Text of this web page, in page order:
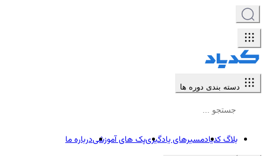
دسته بندی دوره ها
بلاگ کدیادمسیرهای یادگیریپک های آموزشیدرباره ما